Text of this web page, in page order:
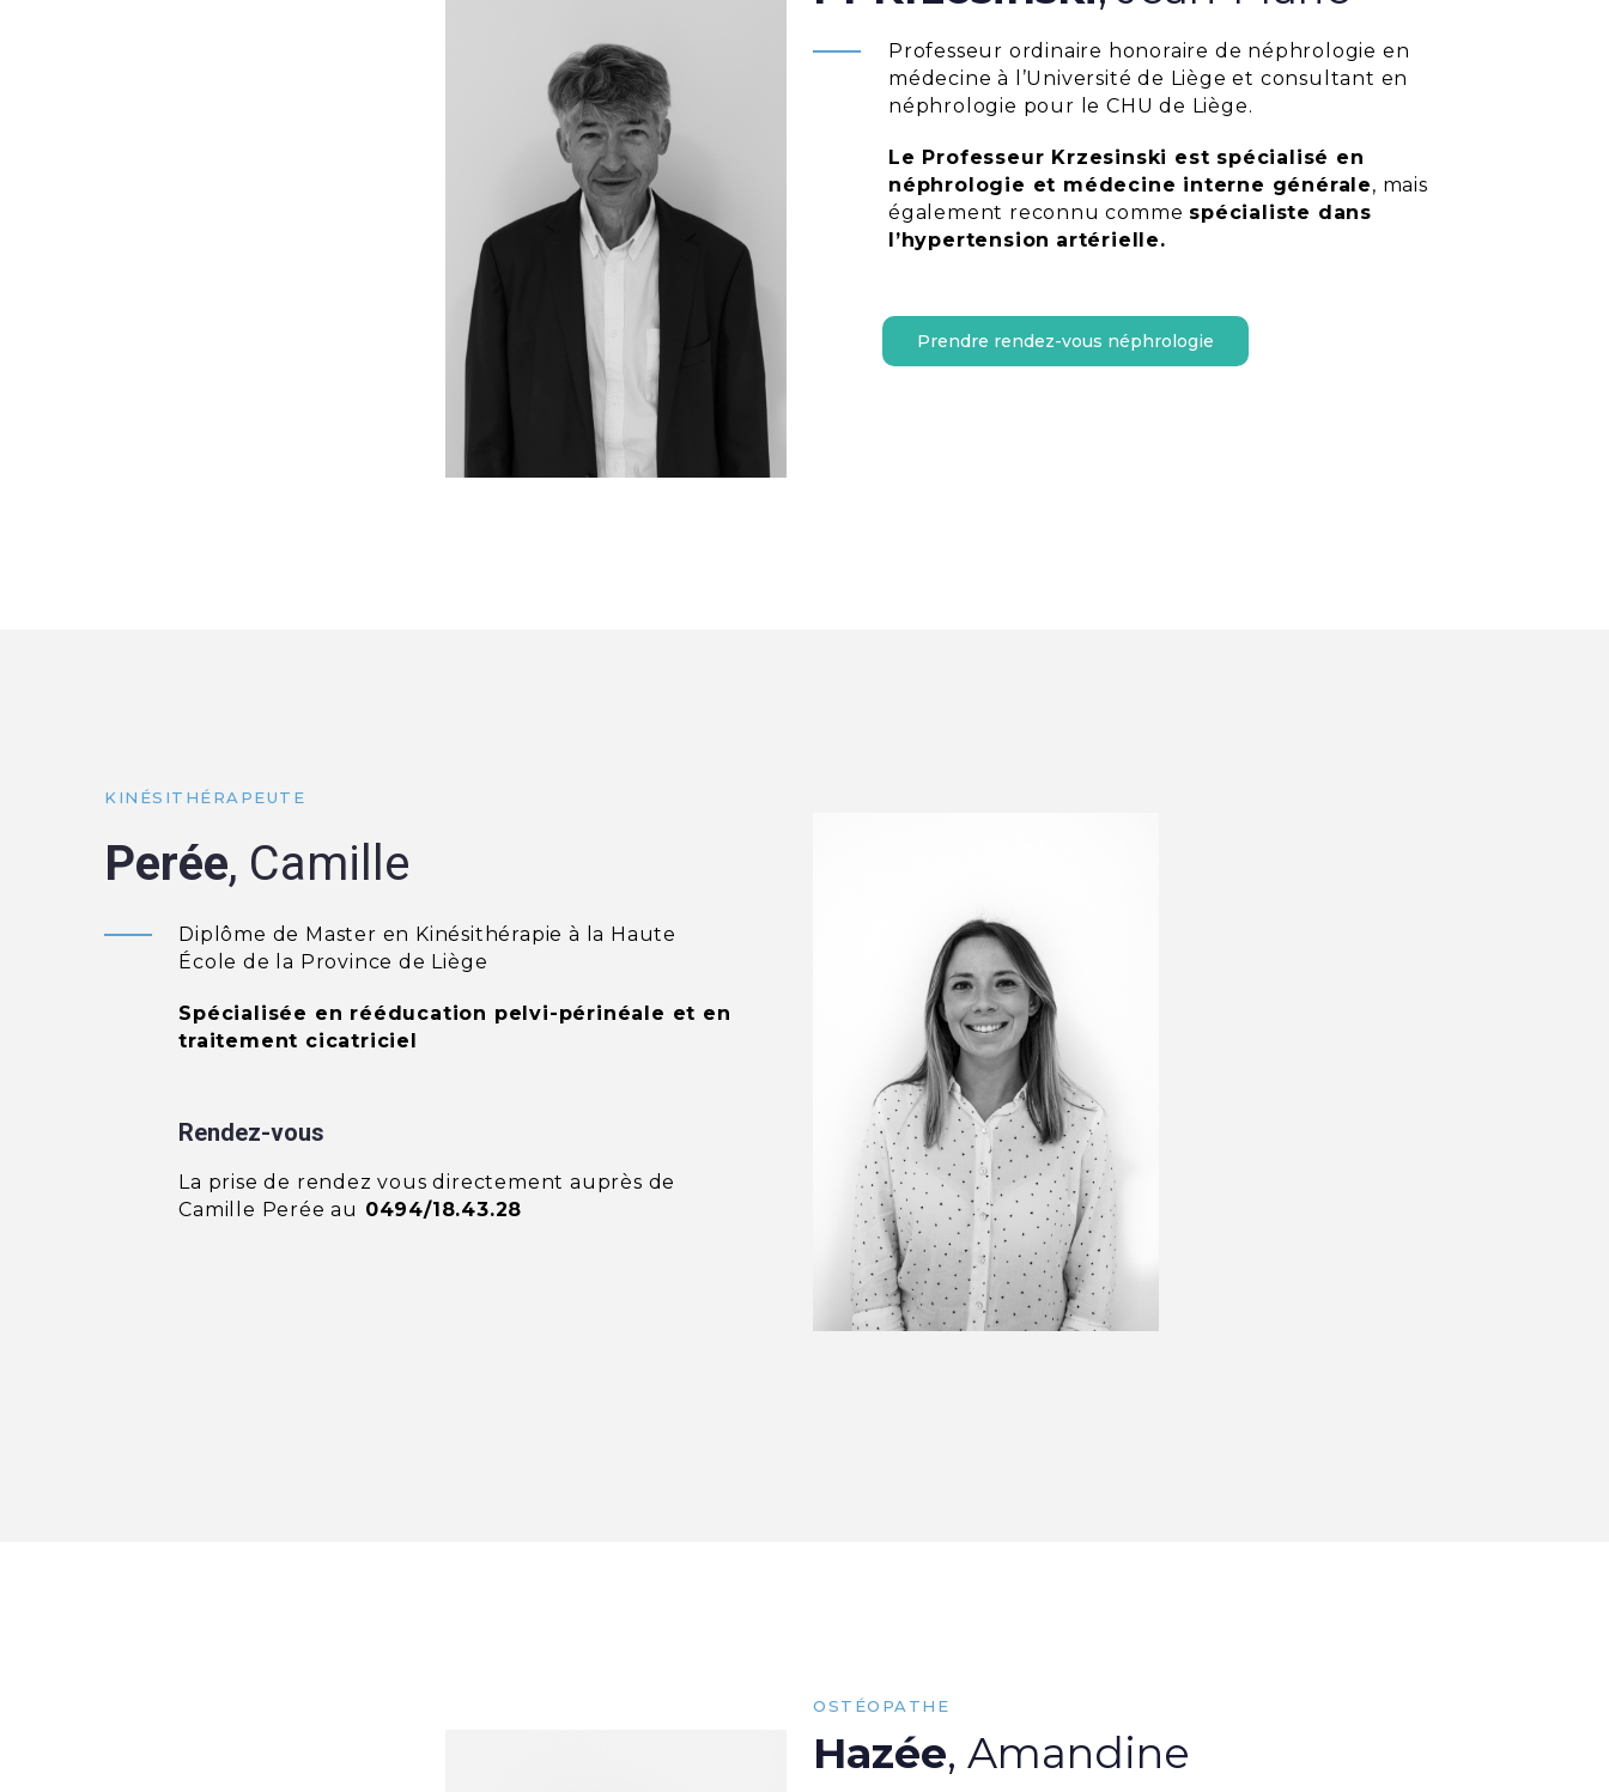
Professeur ordinaire honoraire de néphrologie en
médecine à l’Université de Liège et consultant en
néphrologie pour le CHU de Liège.
Le Professeur Krzesinski est spécialisé en
néphrologie et médecine interne générale, mais
également reconnu comme spécialiste dans
l’hypertension artérielle.
Prendre rendez-vous néphrologie
KINÉSITHÉRAPEUTE
Perée, Camille
Diplôme de Master en Kinésithérapie à la Haute
École de la Province de Liège
Spécialisée en rééducation pelvi-périnéale et en
traitement cicatriciel
Rendez-vous
La prise de rendez vous directement auprès de
Camille Perée au 0494/18.43.28
OSTÉOPATHE
Hazée, Amandine